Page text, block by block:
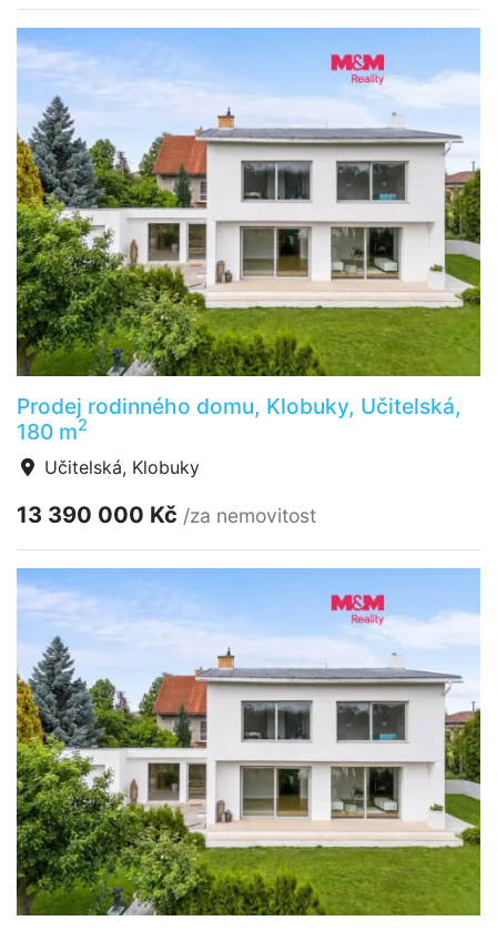
Prodej rodinného domu, Klobuky, Učitelská,
180 m2
Učitelská, Klobuky
13 390 000 Kč /za nemovitost